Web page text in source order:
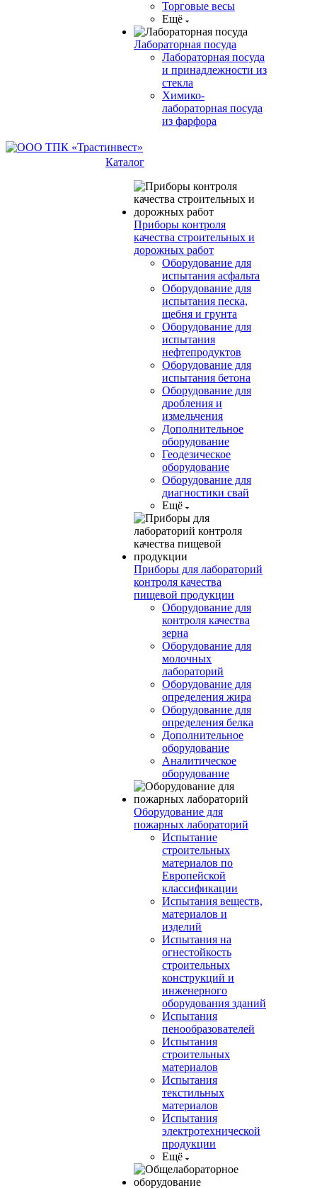
Торговые весы
Ещё
Лабораторная посуда
Лабораторная посуда
и принадлежности из
стекла
Химико-
лабораторная посуда
из фарфора
Каталог
Приборы контроля
качества строительных и
дорожных работ
Оборудование для
испытания асфальта
Оборудование для
испытания песка,
щебня и грунта
Оборудование для
испытания
нефтепродуктов
Оборудование для
испытания бетона
Оборудование для
дробления и
измельчения
Дополнительное
оборудование
Геодезическое
оборудование
Оборудование для
диагностики свай
Ещё
Приборы для лабораторий
контроля качества
пищевой продукции
Оборудование для
контроля качества
зерна
Оборудование для
молочных
лабораторий
Оборудование для
определения жира
Оборудование для
определения белка
Дополнительное
оборудование
Аналитическое
оборудование
Оборудование для
пожарных лабораторий
Испытание
строительных
материалов по
Европейской
классификации
Испытания веществ,
материалов и
изделий
Испытания на
огнестойкость
строительных
конструкций и
инженерного
оборудования зданий
Испытания
пенообразователей
Испытания
строительных
материалов
Испытания
текстильных
материалов
Испытания
электротехнической
продукции
Ещё